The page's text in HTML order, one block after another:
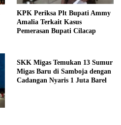
KPK Periksa Plt Bupati Ammy
Amalia Terkait Kasus
Pemerasan Bupati Cilacap
SKK Migas Temukan 13 Sumur
Migas Baru di Samboja dengan
Cadangan Nyaris 1 Juta Barel